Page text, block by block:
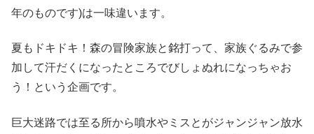
年のものです)は一味違います。
夏もドキドキ！森の冒険家族と銘打って、家族ぐるみで参
加して汗だくになったところでびしょぬれになっちゃお
う！という企画です。
巨大迷路では至る所から噴水やミスとがジャンジャン放水